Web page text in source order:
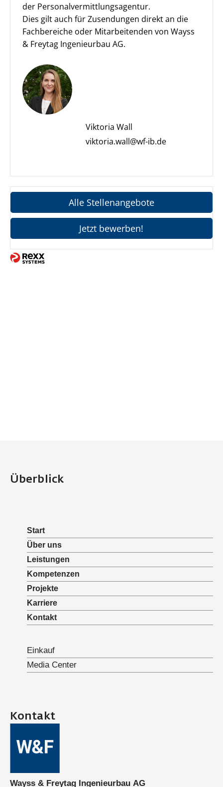
der Personalvermittlungsagentur.
Dies gilt auch für Zusendungen direkt an die
Fachbereiche oder Mitarbeitenden von Wayss
& Freytag Ingenieurbau AG.
Viktoria Wall
viktoria.wall@wf-ib.de
Alle Stellenangebote
Jetzt bewerben!
Überblick
Start
Über uns
Leistungen
Kompetenzen
Projekte
Karriere
Kontakt
Einkauf
Media Center
Kontakt
Wayss & Freytag Ingenieurbau AG